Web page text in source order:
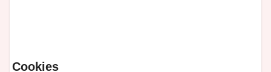
Cookies